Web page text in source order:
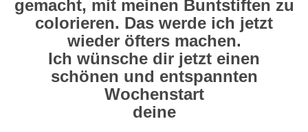
gemacht, mit meinen Buntstiften zu
colorieren. Das werde ich jetzt
wieder öfters machen.
Ich wünsche dir jetzt einen
schönen und entspannten
Wochenstart
deine